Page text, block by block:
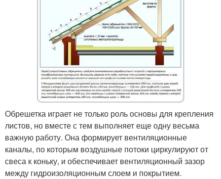
Обрешетка играет не только роль основы для крепления
листов, но вместе с тем выполняет еще одну весьма
важную работу. Она формирует вентиляционные
каналы, по которым воздушные потоки циркулируют от
свеса к коньку, и обеспечивает вентиляционный зазор
между гидроизоляционным слоем и покрытием.